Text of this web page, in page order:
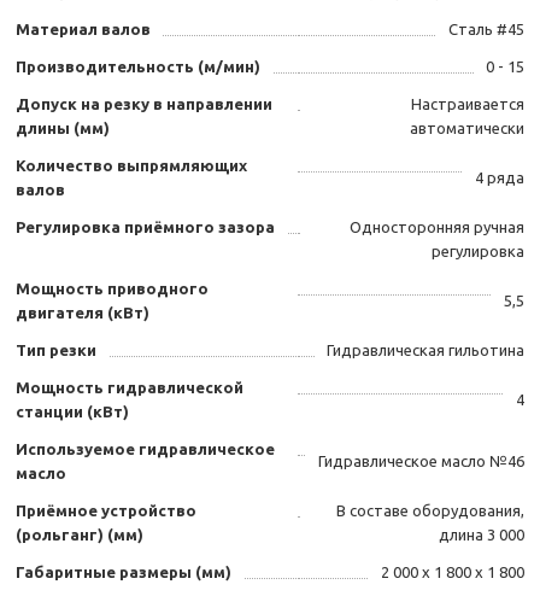
Материал валов Сталь #45
Производительность (м/мин) 0 - 15
Допуск на резку в направлении
длины (мм)
Настраивается
автоматически
Количество выпрямляющих
валов
4 ряда
Регулировка приёмного зазора
Односторонняя ручная
регулировка
Мощность приводного
двигателя (кВт)
5,5
Тип резки Гидравлическая гильотина
Мощность гидравлической
станции (кВт)
4
Используемое гидравлическое
масло
Гидравлическое масло №46
Приёмное устройство
(рольганг) (мм)
В составе оборудования,
длина 3 000
Габаритные размеры (мм) 2 000 х 1 800 х 1 800